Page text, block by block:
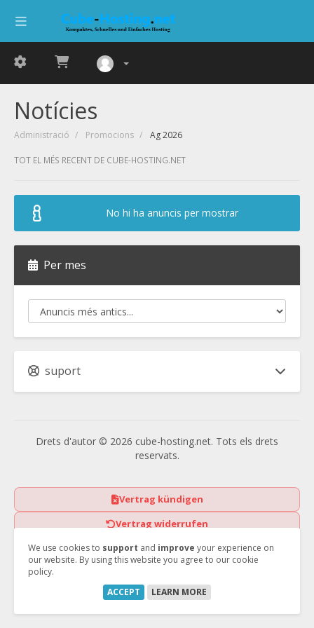
Notícies
Administració Promocions Ag 2026
TOT EL MÉS RECENT DE CUBE-HOSTING.NET
No hi ha anuncis per mostrar
Per mes
suport
Drets d'autor © 2026 cube-hosting.net. Tots els drets
reservats.
Vertrag kündigen
Vertrag widerrufen
We use cookies to support and improve your experience on
our website. By using this website you agree to our cookie
policy.
ACCEPT
LEARN MORE